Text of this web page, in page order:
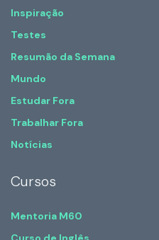
Inspiração
Testes
Resumão da Semana
Mundo
Estudar Fora
Trabalhar Fora
Notícias
Cursos
Mentoria M60